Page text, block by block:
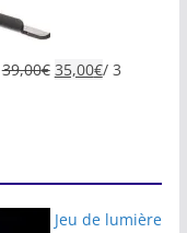
39,00€ 35,00€/ 3
Jeu de lumière